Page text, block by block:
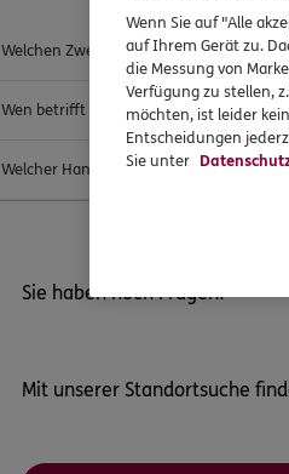
Welchen Zweck verfolgt die Reform der
Wen betrifft die Reform der
Welcher Handlungsbedarf ergibt sich für
Sie haben noch Fragen?
Mit unserer Standortsuche
Wenn Sie auf "Alle
auf Ihrem Gerät zu.
die Messung von
Verfügung zu stellen,
möchten, ist leider
Entscheidungen
Sie unter